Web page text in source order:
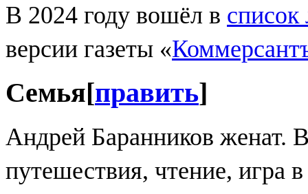
В 2024 году вошёл в
версии газеты «
Семья[править]
Андрей Баранников женат.
путешествия, чтение, игра